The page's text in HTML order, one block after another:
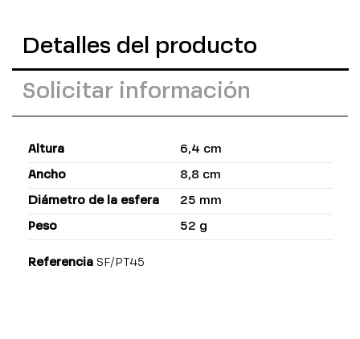
Detalles del producto
Solicitar información
Altura 6,4 cm
Ancho 8,8 cm
Diámetro de la esfera 25 mm
Peso 52 g
Referencia SF/PT45